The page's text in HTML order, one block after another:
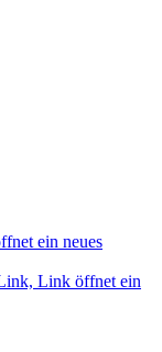
ein neues
Link öffnet ein